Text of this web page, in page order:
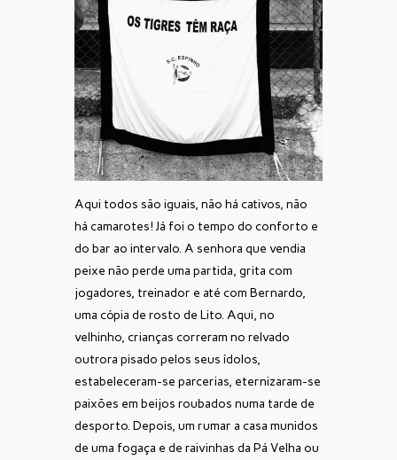
Aqui todos são iguais, não há cativos, não
há camarotes! Já foi o tempo do conforto e
do bar ao intervalo. A senhora que vendia
peixe não perde uma partida, grita com
jogadores, treinador e até com Bernardo,
uma cópia de rosto de Lito. Aqui, no
velhinho, crianças correram no relvado
outrora pisado pelos seus ídolos,
estabeleceram-se parcerias, eternizaram-se
paixões em beijos roubados numa tarde de
desporto. Depois, um rumar a casa munidos
de uma fogaça e de raivinhas da Pá Velha ou